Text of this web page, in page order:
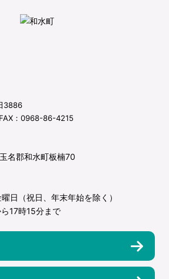
3886
：0968-86-4215
名郡和水町板楠70
日（祝日、年末年始を除く）
17時15分まで